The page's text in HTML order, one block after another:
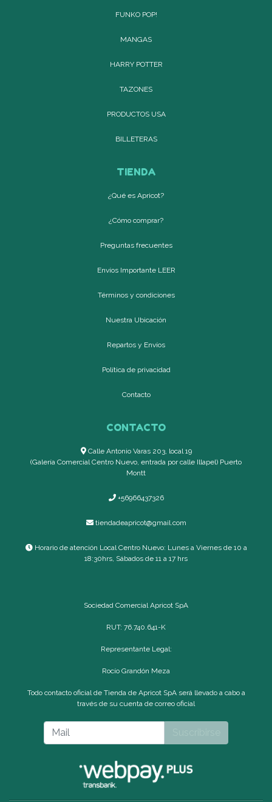
FUNKO POP!
MANGAS
HARRY POTTER
TAZONES
PRODUCTOS USA
BILLETERAS
TIENDA
¿Qué es Apricot?
¿Cómo comprar?
Preguntas frecuentes
Envíos Importante LEER
Términos y condiciones
Nuestra Ubicación
Repartos y Envíos
Política de privacidad
Contacto
CONTACTO
Calle Antonio Varas 203, local 19
(Galería Comercial Centro Nuevo, entrada por calle Illapel) Puerto
Montt
+56966437326
tiendadeapricot@gmail.com
Horario de atención Local Centro Nuevo: Lunes a Viernes de 10 a
18:30hrs, Sábados de 11 a 17 hrs
Sociedad Comercial Apricot SpA
RUT: 76.740.641-K
Representante Legal:
Rocío Grandón Meza
Todo contacto oficial de Tienda de Apricot SpA será llevado a cabo a
través de su cuenta de correo oficial